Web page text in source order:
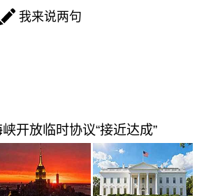
我来说两句
开放临时协议“接近达成”